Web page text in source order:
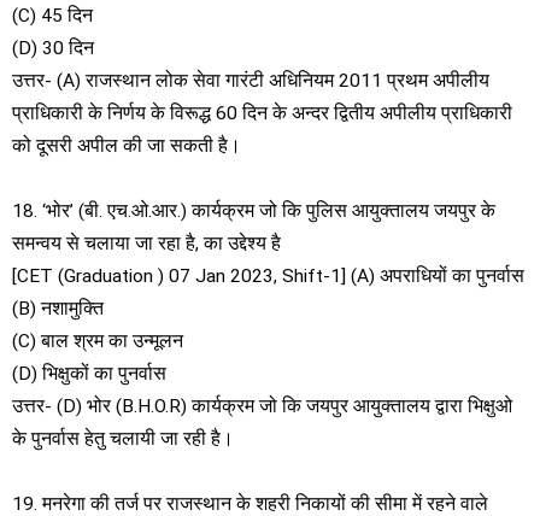
(C) 45 दिन
(D) 30 दिन
उत्तर- (A) राजस्थान लोक सेवा गारंटी अधिनियम 2011 प्रथम अपीलीय
प्राधिकारी के निर्णय के विरूद्ध 60 दिन के अन्दर द्वितीय अपीलीय प्राधिकारी
को दूसरी अपील की जा सकती है।
18. ‘भोर’ (बी. एच.ओ.आर.) कार्यक्रम जो कि पुलिस आयुक्तालय जयपुर के
समन्वय से चलाया जा रहा है, का उद्देश्य है
[CET (Graduation ) 07 Jan 2023, Shift-1] (A) अपराधियों का पुनर्वास
(B) नशामुक्ति
(C) बाल श्रम का उन्मूलन
(D) भिक्षुकों का पुनर्वास
उत्तर- (D) भोर (B.H.O.R) कार्यक्रम जो कि जयपुर आयुक्तालय द्वारा भिक्षुओ
के पुनर्वास हेतु चलायी जा रही है।
19. मनरेगा की तर्ज पर राजस्थान के शहरी निकायों की सीमा में रहने वाले